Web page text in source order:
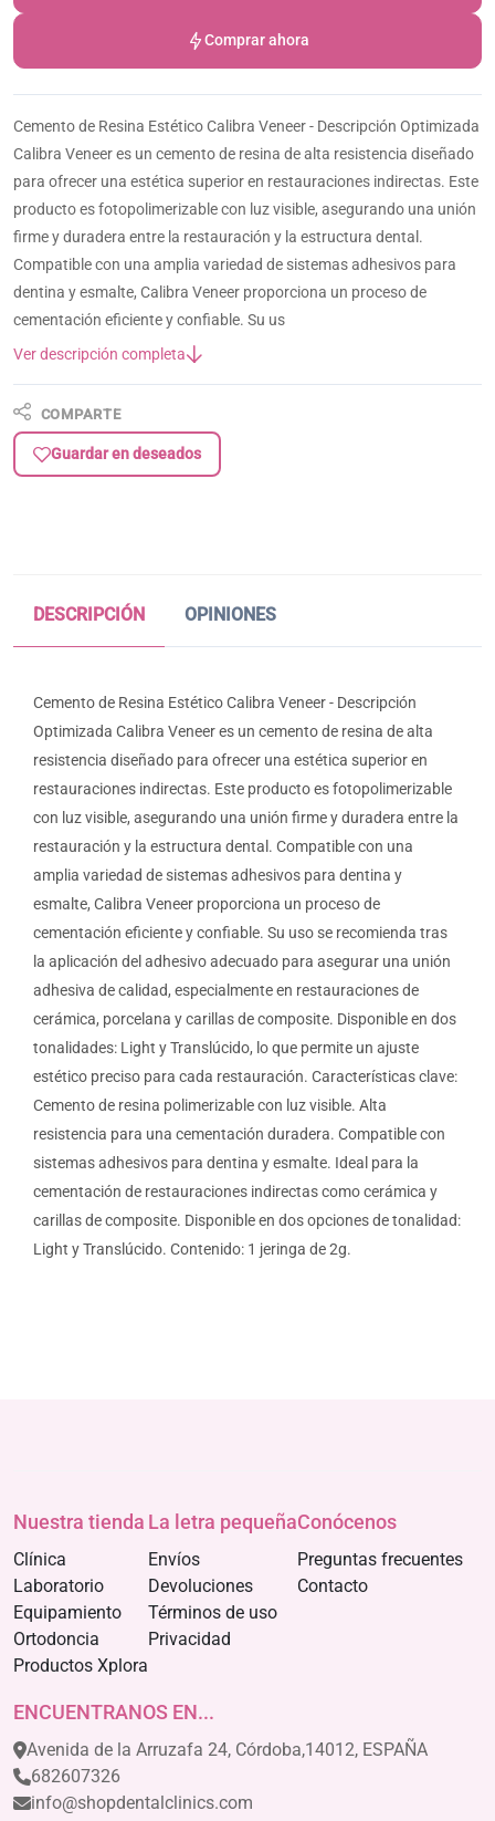
Comprar ahora
Cemento de Resina Estético Calibra Veneer - Descripción Optimizada
Calibra Veneer es un cemento de resina de alta resistencia diseñado
para ofrecer una estética superior en restauraciones indirectas. Este
producto es fotopolimerizable con luz visible, asegurando una unión
firme y duradera entre la restauración y la estructura dental.
Compatible con una amplia variedad de sistemas adhesivos para
dentina y esmalte, Calibra Veneer proporciona un proceso de
cementación eficiente y confiable. Su us
Ver descripción completa
COMPARTE
Guardar en deseados
DESCRIPCIÓN OPINIONES
Cemento de Resina Estético Calibra Veneer - Descripción
Optimizada Calibra Veneer es un cemento de resina de alta
resistencia diseñado para ofrecer una estética superior en
restauraciones indirectas. Este producto es fotopolimerizable
con luz visible, asegurando una unión firme y duradera entre la
restauración y la estructura dental. Compatible con una
amplia variedad de sistemas adhesivos para dentina y
esmalte, Calibra Veneer proporciona un proceso de
cementación eficiente y confiable. Su uso se recomienda tras
la aplicación del adhesivo adecuado para asegurar una unión
adhesiva de calidad, especialmente en restauraciones de
cerámica, porcelana y carillas de composite. Disponible en dos
tonalidades: Light y Translúcido, lo que permite un ajuste
estético preciso para cada restauración. Características clave:
Cemento de resina polimerizable con luz visible. Alta
resistencia para una cementación duradera. Compatible con
sistemas adhesivos para dentina y esmalte. Ideal para la
cementación de restauraciones indirectas como cerámica y
carillas de composite. Disponible en dos opciones de tonalidad:
Light y Translúcido. Contenido: 1 jeringa de 2g.
Nuestra tienda
Clínica
Laboratorio
Equipamiento
Ortodoncia
Productos Xplora
La letra pequeña
Envíos
Devoluciones
Términos de uso
Privacidad
Conócenos
Preguntas frecuentes
Contacto
ENCUENTRANOS EN...
Avenida de la Arruzafa 24, Córdoba,14012, ESPAÑA
682607326
info@shopdentalclinics.com